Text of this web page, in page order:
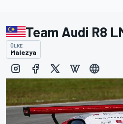
Team Audi R8
ÜLKE
Malezya